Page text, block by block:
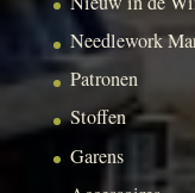
Needlework
Patronen
Stoffen
Garens